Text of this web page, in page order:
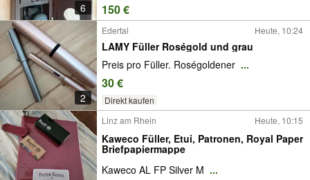
6 150 €
2
Edertal Heute, 10:24
LAMY Füller Roségold und grau
Preis pro Füller. Roségoldener ...
30 €
Direkt kaufen
Linz am Rhein Heute, 10:15
Kaweco Füller, Etui, Patronen, Royal Paper
Briefpapiermappe
Kaweco AL FP Silver M ...